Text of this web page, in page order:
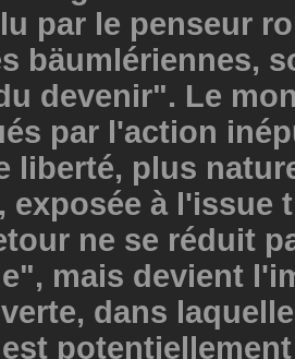
par le penseur
bӓumlériennes,
devenir". Le
par l'action
liberté, plus
exposée à l'issue
ne se réduit
mais devient
dans